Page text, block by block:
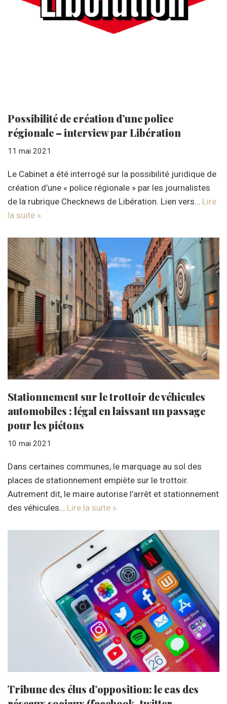
Possibilité de création d’une police
régionale – interview par Libération
11 mai 2021
Le Cabinet a été interrogé sur la possibilité juridique de
création d’une « police régionale » par les journalistes
de la rubrique Checknews de Libération. Lien vers… Lire
la suite »
Stationnement sur le trottoir de véhicules
automobiles : légal en laissant un passage
pour les piétons
10 mai 2021
Dans certaines communes, le marquage au sol des
places de stationnement empiète sur le trottoir.
Autrement dit, le maire autorise l’arrêt et stationnement
des véhicules… Lire la suite »
Tribune des élus d’opposition: le cas des